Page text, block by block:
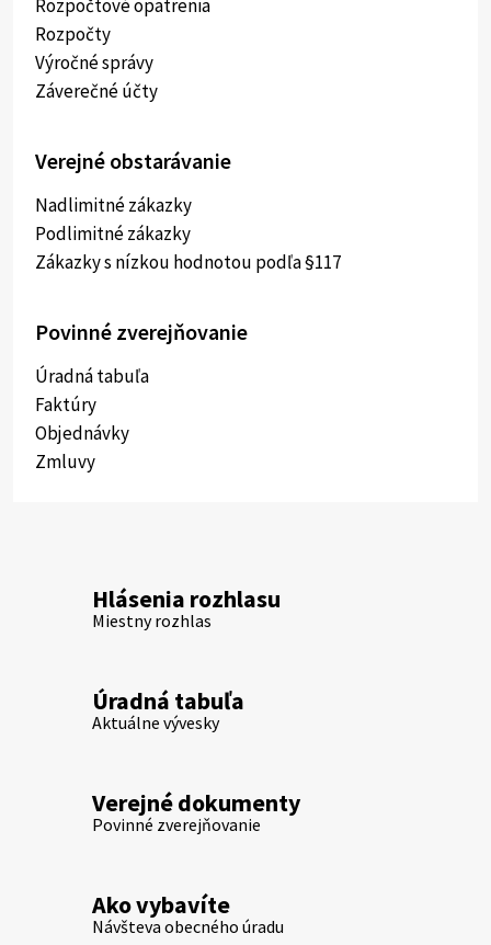
Rozpočtové opatrenia
Rozpočty
Výročné správy
Záverečné účty
Verejné obstarávanie
Nadlimitné zákazky
Podlimitné zákazky
Zákazky s nízkou hodnotou podľa §117
Povinné zverejňovanie
Úradná tabuľa
Faktúry
Objednávky
Zmluvy
Hlásenia rozhlasu
Miestny rozhlas
Úradná tabuľa
Aktuálne vývesky
Verejné dokumenty
Povinné zverejňovanie
Ako vybavíte
Návšteva obecného úradu